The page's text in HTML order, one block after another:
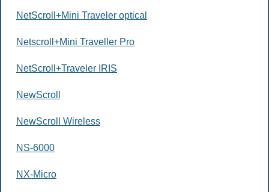
NetScroll+Mini Traveler optical
Netscroll+Mini Traveller Pro
NetScroll+Traveler IRIS
NewScroll
NewScroll Wireless
NS-6000
NX-Micro